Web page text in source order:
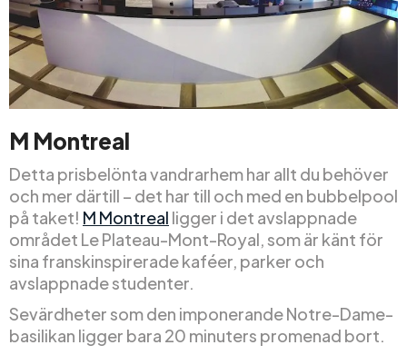
M Montreal
Detta prisbelönta vandrarhem har allt du behöver
och mer därtill – det har till och med en bubbelpool
på taket! M Montreal ligger i det avslappnade
området Le Plateau-Mont-Royal, som är känt för
sina franskinspirerade kaféer, parker och
avslappnade studenter.
Sevärdheter som den imponerande Notre-Dame-
basilikan ligger bara 20 minuters promenad bort.